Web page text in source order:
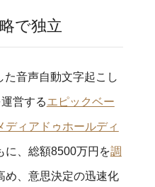
で独立
音声自動文字起こし
営するエピックベー
ディアドゥホールディ
に、総額8500万円を調
め、意思決定の迅速化